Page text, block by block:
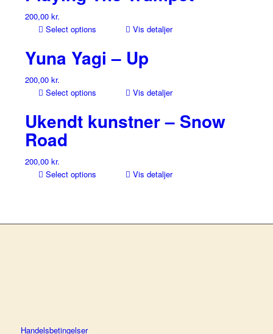
200,00 kr.
Select options
Vis detaljer
Yuna Yagi – Up
200,00 kr.
Select options
Vis detaljer
Ukendt kunstner – Snow
Road
200,00 kr.
Select options
Vis detaljer
Handelsbetingelser